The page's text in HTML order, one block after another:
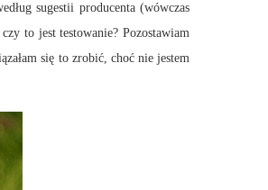
sugestii producenta (wówczas
to jest testowanie? Pozostawiam
się to zrobić, choć nie jestem